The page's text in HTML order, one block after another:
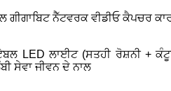
ਗੀਗਾਬਿਟ ਨੈੱਟਵਰਕ ਵੀਡੀਓ ਕੈਪਚਰ
LED ਲਾਈਟ (ਸਤਹੀ ਰੋਸ਼ਨੀ +
ਸੇਵਾ ਜੀਵਨ ਦੇ ਨਾਲ